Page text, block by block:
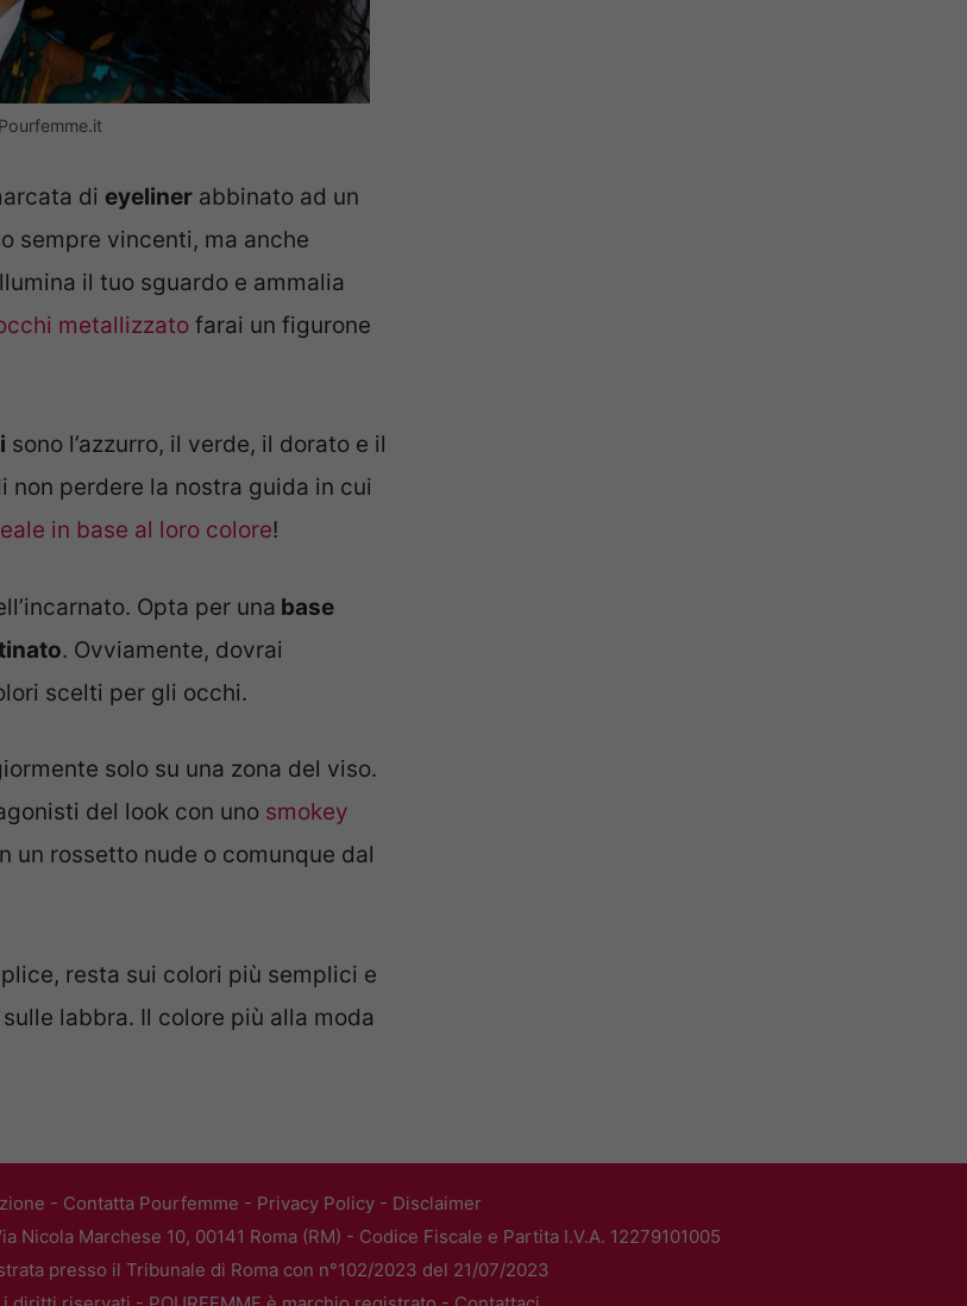
di eyeliner abbinato ad un
sempre vincenti, ma anche
il tuo sguardo e ammalia
metallizzato farai un figurone
sono l’azzurro, il verde, il dorato e il
perdere la nostra guida in cui
in base al loro colore!
Opta per una base
. Ovviamente, dovrai
scelti per gli occhi.
solo su una zona del viso.
del look con uno smokey
un rossetto nude o comunque dal
resta sui colori più semplici e
labbra. Il colore più alla moda
- Contatta Pourfemme - Privacy Policy- Disclaimer
Nicola Marchese 10, 00141 Roma (RM) - Codice Fiscale e Partita I.V.A. 12279101005
presso il Tribunale di Roma con n°102/2023 del 21/07/2023